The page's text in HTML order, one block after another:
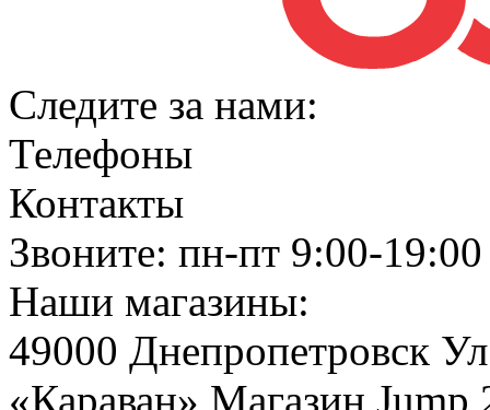
Следите за нами:
Телефоны
Контакты
Звоните: пн-пт 9:00-19:00
Наши магазины:
49000 Днепропетровск
«Караван» Магазин Jump